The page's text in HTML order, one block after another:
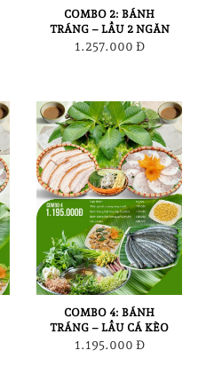
COMBO 2: BÁNH
TRÁNG – LẨU 2 NGĂN
1.257.000 Đ
COMBO 4: BÁNH
TRÁNG – LẨU CÁ KÈO
1.195.000 Đ